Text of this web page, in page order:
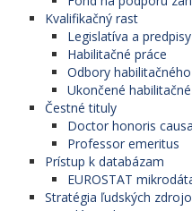
Kvalifikačný rast
Legislatíva a predpisy
Habilitačné práce
Odbory
Ukončené
Čestné tituly
Doctor honoris causa
Professor emeritus
Prístup k databázam
EUROSTAT
Stratégia ľudských